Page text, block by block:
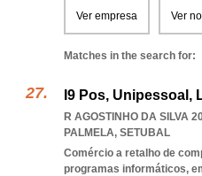
Ver empresa Ver
Matches in the search for:
I9 Pos, Unipessoal,
R AGOSTINHO DA SILVA
PALMELA, SETUBAL
Comércio a retalho de
programas informáticos,